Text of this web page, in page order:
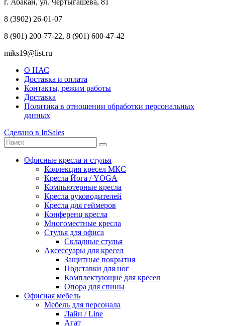
8 (3902) 26-01-07
8 (901) 200-77-22, 8 (901) 600-47-42
miks19@list.ru
О НАС
Доставка и оплата
Контакты, режим работы
Доставка
Политика в отношении обработки персональных
данных
Сделано в InSales
Офисные кресла и стулья
Коллекция кресел МКС
Кресла Йога / YOGA
Компьютерные кресла
Кресла руководителей
Кресла для геймеров
Конференц кресла
Многоместные кресла
Стулья для офиса
Складные стулья
Аксессуары для кресел
Защитные покрытия
Подставки для ног
Комплектующие для кресел
Опора для спины
Офисная мебель
Мебель для персонала
Лайн / Line
Агат